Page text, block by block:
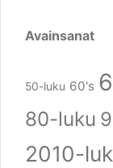
Avainsanat
50-luku 60's
80-luku
2010-